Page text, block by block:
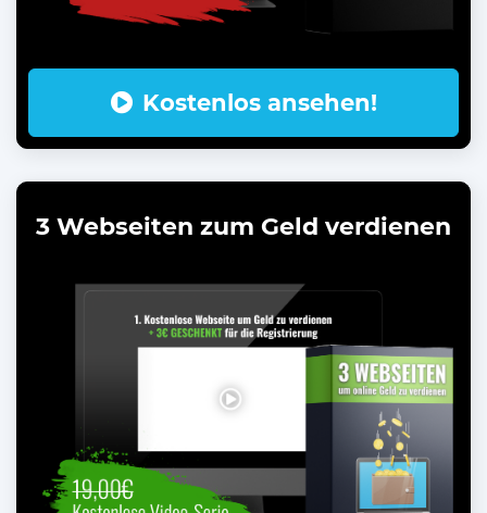
Kostenlos ansehen!
3 Webseiten zum Geld verdienen